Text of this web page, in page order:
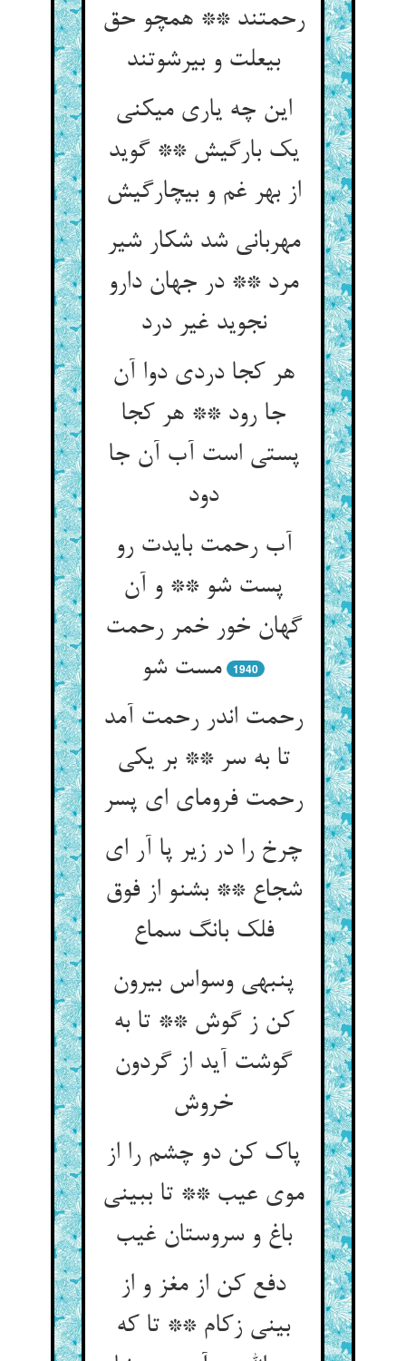
رحمتند ** همچو حق
بی‏علت و بی‏رشوتند
این چه یاری می‏کنی
یک بارگیش ** گوید
از بهر غم و بی‏چارگیش‏
مهربانی شد شکار شیر
مرد ** در جهان دارو
نجوید غیر درد
هر کجا دردی دوا آن
جا رود ** هر کجا
پستی است آب آن جا
دود
آب رحمت بایدت رو
پست شو ** و آن
گهان خور خمر رحمت
مست شو
1940
رحمت اندر رحمت آمد
تا به سر ** بر یکی
رحمت فرومای ای پسر
چرخ را در زیر پا آر ای
شجاع ** بشنو از فوق
فلک بانگ سماع‏
پنبه‏ی وسواس بیرون
کن ز گوش ** تا به
گوشت آید از گردون
خروش‏
پاک کن دو چشم را از
موی عیب ** تا ببینی
باغ و سروستان غیب‏
دفع کن از مغز و از
بینی زکام ** تا که